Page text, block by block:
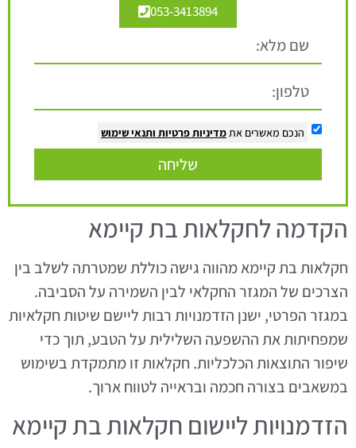
053-3413894
הנכם מאשרים את מדיניות פרטיות ותנאי שימוש
שליחה
הקדמה לחקלאות בת קיימא
חקלאות בת קיימא מהווה גישה כוללת שמטרתה לשלב בין
הצרכים של המגזר החקלאי לבין השמירה על הסביבה.
במגזר הפרטי, ישנן הזדמנויות רבות ליישם שיטות חקלאיות
שמפחיתות את ההשפעה השלילית על הטבע, תוך כדי
שיפור התוצאות הכלכליות. חקלאות זו מתמקדת בשימוש
במשאבים בצורה חכמה ובראייה לטווח ארוך.
הזדמנויות ליישום חקלאות בת קיימא